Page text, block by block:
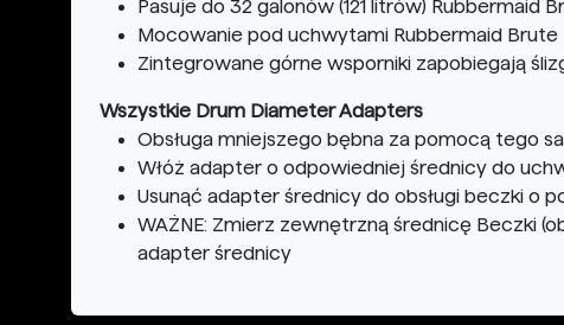
Pasuje do 32 galonów (121 litrów) Rubbermaid
Mocowanie pod uchwytami Rubbermaid Brute
Zintegrowane górne wsporniki zapobiegają
Wszystkie Drum Diameter Adapters
Obsługa mniejszego bębna za pomocą tego
Włóż adapter o odpowiedniej średnicy do
Usunąć adapter średnicy do obsługi beczki o
WAŻNE: Zmierz zewnętrzną średnicę Beczki
adapter średnicy